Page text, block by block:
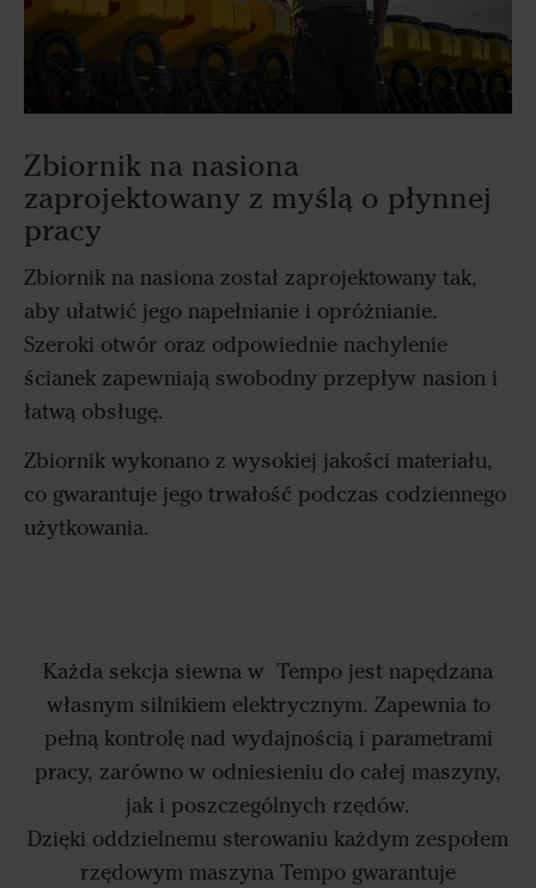
Zbiornik na nasiona
zaprojektowany z myślą o płynnej
pracy
Zbiornik na nasiona został zaprojektowany tak,
aby ułatwić jego napełnianie i opróżnianie.
Szeroki otwór oraz odpowiednie nachylenie
ścianek zapewniają swobodny przepływ nasion i
łatwą obsługę.
Zbiornik wykonano z wysokiej jakości materiału,
co gwarantuje jego trwałość podczas codziennego
użytkowania.
Każda sekcja siewna w Tempo jest napędzana
własnym silnikiem elektrycznym. Zapewnia to
pełną kontrolę nad wydajnością i parametrami
pracy, zarówno w odniesieniu do całej maszyny,
jak i poszczególnych rzędów.
Dzięki oddzielnemu sterowaniu każdym zespołem
rzędowym maszyna Tempo gwarantuje